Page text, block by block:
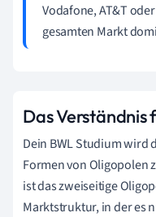
Vodafone, AT&T
gesamten Markt
Das Verständnis
Dein BWL Studium wird
Formen von Oligopolen
ist das zweiseitige
Marktstruktur, in der es